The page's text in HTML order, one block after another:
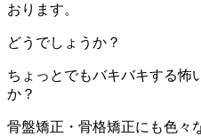
おります。
どうでしょうか？
ちょっとでもバキバキする怖
か？
骨盤矯正・骨格矯正にも色々